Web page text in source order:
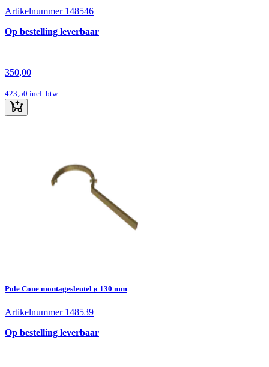
Artikelnummer 148546
Op bestelling leverbaar
350,00
423,50 incl. btw
Pole Cone montagesleutel ø 130 mm
Artikelnummer 148539
Op bestelling leverbaar